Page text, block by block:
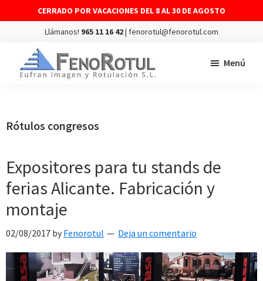
CERRADO POR VACACIONES DEL 8 AL 30 DE AGOSTO
Llámanos! 965 11 16 42| fenorotul@fenorotul.com
páginamontaje
y
vinilos
Menú
Rótulos congresos
Expositores para tu stands de
ferias Alicante. Fabricación y
montaje
02/08/2017 by Fenorotul Deja un comentario